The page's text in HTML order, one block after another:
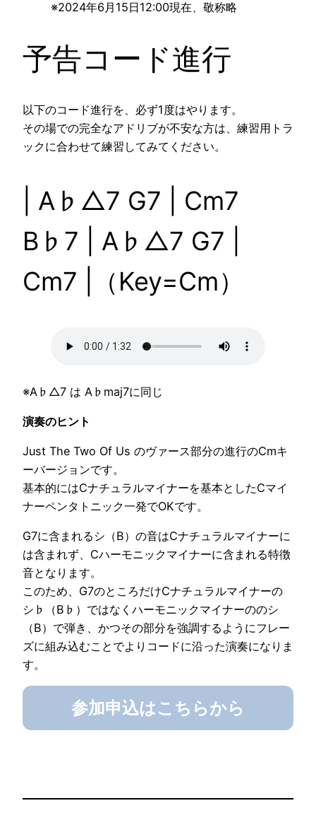
※2024年6月15日12:00現在、敬称略
予告コード進行
以下のコード進行を、必ず1度はやります。
その場での完全なアドリブが不安な方は、練習用トラ
ックに合わせて練習してみてください。
| A♭△7 G7 | Cm7
B♭7 | A♭△7 G7 |
Cm7 |（Key=Cm）
※A♭△7 は A♭maj7に同じ
演奏のヒント
Just The Two Of Us のヴァース部分の進行のCmキ
ーバージョンです。
基本的にはCナチュラルマイナーを基本としたCマイ
ナーペンタトニック一発でOKです。
G7に含まれるシ（B）の音はCナチュラルマイナーに
は含まれず、Cハーモニックマイナーに含まれる特徴
音となります。
このため、G7のところだけCナチュラルマイナーの
シ♭（B♭）ではなくハーモニックマイナーののシ
（B）で弾き、かつその部分を強調するようにフレー
ズに組み込むことでよりコードに沿った演奏になりま
す。
参加申込はこちらから